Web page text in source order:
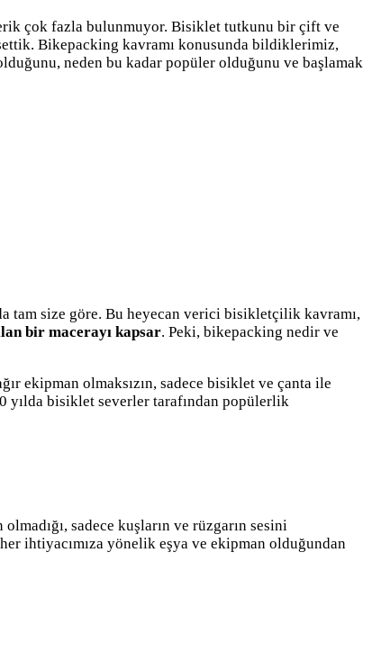
çok fazla bulunmuyor. Bisiklet tutkunu bir çift ve
Bikepacking kavramı konusunda bildiklerimiz,
neden bu kadar popüler olduğunu ve başlamak
tam size göre. Bu heyecan verici bisikletçilik kavramı,
bir macerayı kapsar. Peki, bikepacking nedir ve
ekipman olmaksızın, sadece bisiklet ve çanta ile
yılda bisiklet severler tarafından popülerlik
sadece kuşların ve rüzgarın sesini
ihtiyacımıza yönelik eşya ve ekipman olduğundan